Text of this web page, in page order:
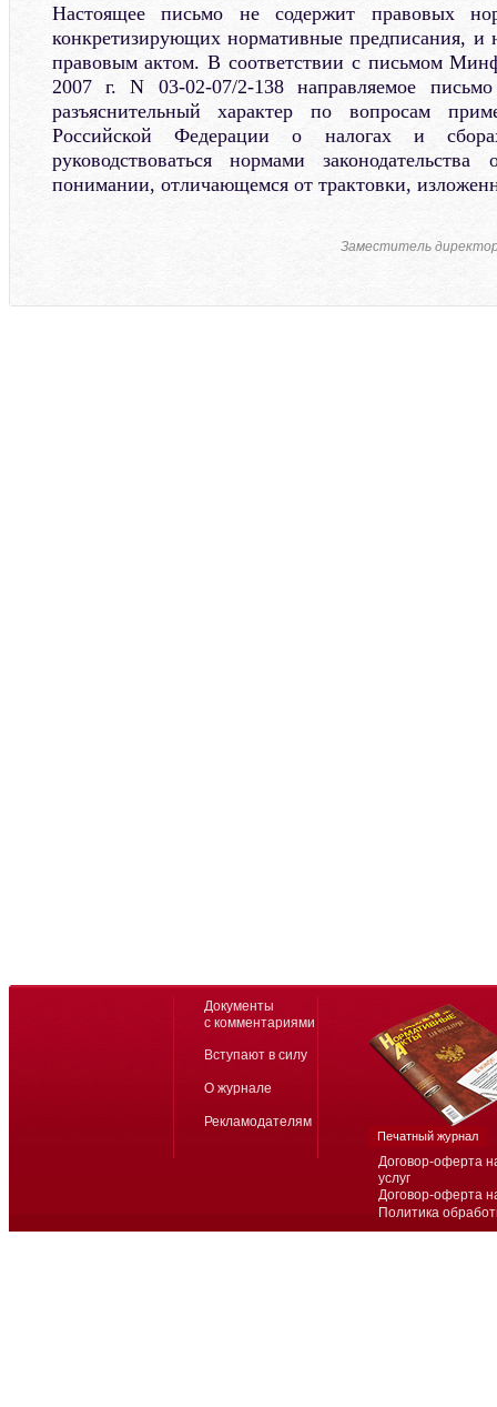
Настоящее письмо не содержит правовых
конкретизирующих нормативные предписания, и
правовым актом. В соответствии с письмом
2007 г. N 03-02-07/2-138 направляемое
разъяснительный характер по вопросам
Российской Федерации о налогах и
руководствоваться нормами
понимании, отличающемся от трактовки,
Заместитель
Договор-оферта
услуг
Договор-оферта
Политика
Документы
с комментариями
Вступают в силу
О журнале
Рекламодателям
Печатный журнал